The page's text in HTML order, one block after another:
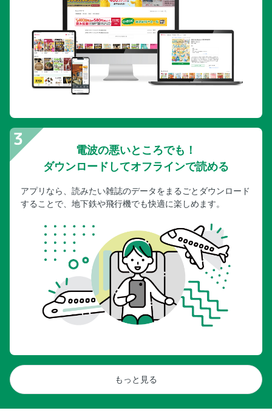
電波の悪いところでも！
ダウンロードしてオフラインで読める
アプリなら、読みたい雑誌のデータをまるごとダウンロード
することで、地下鉄や飛行機でも快適に楽しめます。
もっと見る